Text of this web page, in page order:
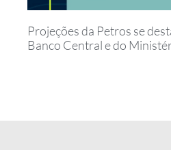
Projeções da Petros se
Banco Central e do